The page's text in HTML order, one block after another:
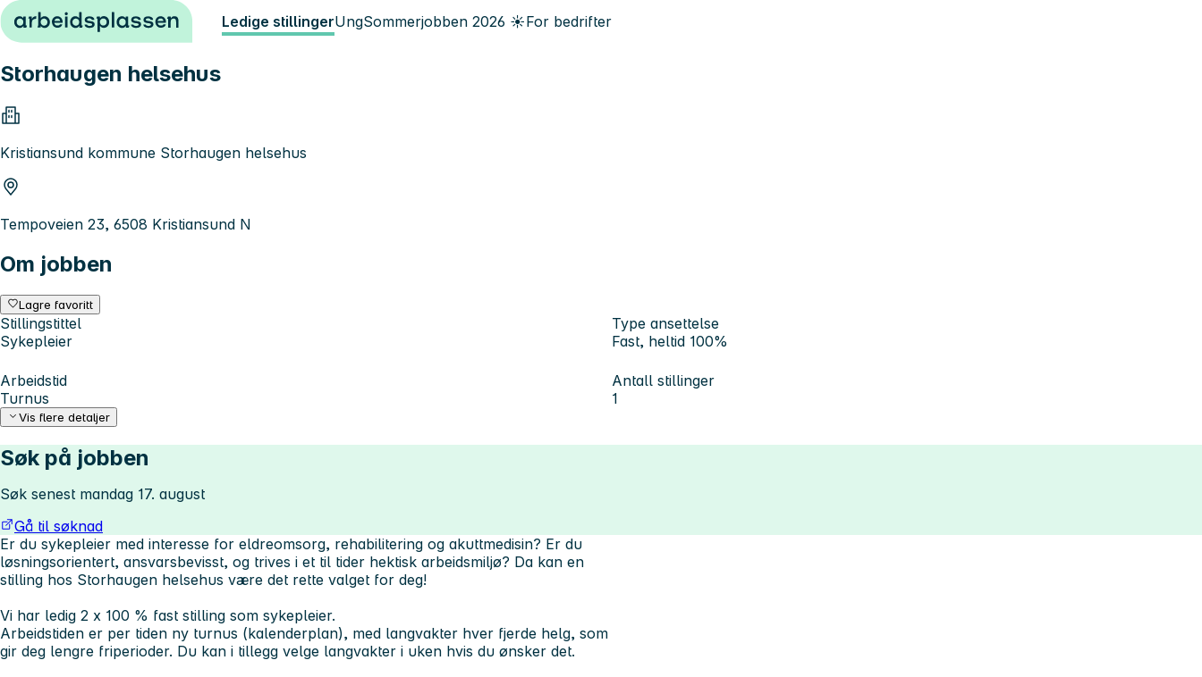
Hopp til innhold Ledige stillingerUngSommerjobben 2026 ☀️For bedrifter
Storhaugen helsehus
Kristiansund kommune Storhaugen helsehus
Tempoveien 23, 6508 Kristiansund N
Om jobben
Lagre favoritt
Stillingstittel
Sykepleier
Type ansettelse
Fast, heltid 100%
Arbeidstid
Turnus
Antall stillinger
1
Vis flere detaljer
Søk på jobben
Søk senest mandag 17. august
Gå til søknad
Er du sykepleier med interesse for eldreomsorg, rehabilitering og akuttmedisin? Er du
løsningsorientert, ansvarsbevisst, og trives i et til tider hektisk arbeidsmiljø? Da kan en
stilling hos Storhaugen helsehus være det rette valget for deg!
Vi har ledig 2 x 100 % fast stilling som sykepleier.
Arbeidstiden er per tiden ny turnus (kalenderplan), med langvakter hver fjerde helg, som
gir deg lengre friperioder. Du kan i tillegg velge langvakter i uken hvis du ønsker det.